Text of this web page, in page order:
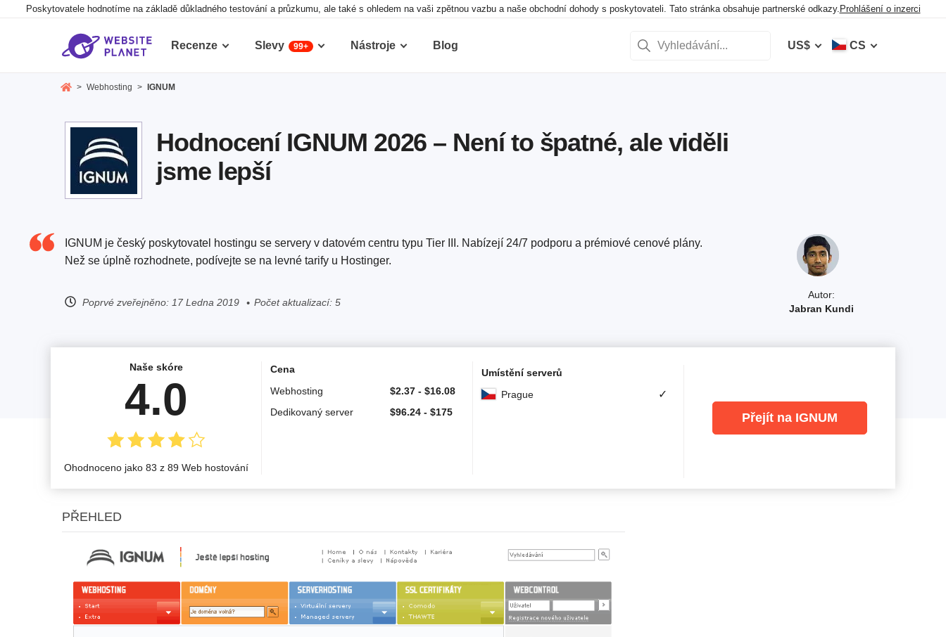
Poskytovatele hodnotíme na základě důkladného testování a průzkumu, ale také s ohledem na vaši zpětnou vazbu a naše obchodní dohody s poskytovateli. Tato stránka obsahuje partnerské odkazy. Prohlášení o inzerci
Recenze Slevy 99+ Nástroje Blog US$ CS
> Webhosting > IGNUM
Hodnocení IGNUM 2026 – Není to špatné, ale viděli
jsme lepší
Autor:
Jabran Kundi
IGNUM je český poskytovatel hostingu se servery v datovém centru typu Tier III. Nabízejí 24/7 podporu a prémiové cenové plány.
Než se úplně rozhodnete, podívejte se na levné tarify u Hostinger.
Poprvé zveřejněno: 17 Ledna 2019 Počet aktualizací: 5
Naše skóre
4.0
Ohodnoceno jako 83 z 89 Web hostování
Cena
Webhosting
$2.37 - $16.08
Dedikovaný server
$96.24 - $175
Umístění serverů
Prague
✓
Přejít na IGNUM
PŘEHLED